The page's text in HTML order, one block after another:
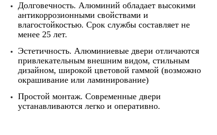
Долговечность. Алюминий обладает высокими
антикоррозионными свойствами и
влагостойкостью. Срок службы составляет не
менее 25 лет.
Эстетичность. Алюминиевые двери отличаются
привлекательным внешним видом, стильным
дизайном, широкой цветовой гаммой (возможно
окрашивание или ламинирование)
Простой монтаж. Современные двери
устанавливаются легко и оперативно.